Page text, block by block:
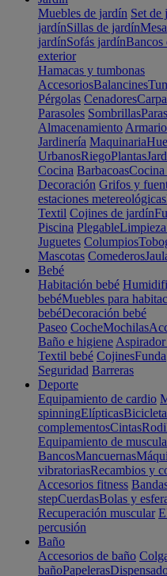
Muebles de jardín Set de
jardínSillas de jardín
jardínSofás jardínBancos
exterior
Hamacas y tumbonas
AccesoriosBalancines
Pérgolas Cenadores
Parasoles Sombrillas
Almacenamiento
Jardinería Maquinaria
UrbanosRiegoPlantas
Cocina Barbacoas
Decoración Grifos y
estaciones metereológicas
Textil Cojines de jardín
Piscina Plegable
Juguetes Columpios
Mascotas Comederos
Bebé
Habitación bebé
bebéMuebles para
bebéDecoración bebé
Paseo CocheMochilas
Baño e higiene Aspirador
Textil bebé CojinesFunda
Seguridad Barreras
Deporte
Equipamiento de cardio
spinningElípticas
complementosCintas
Equipamiento de
BancosMancuernas
vibratoriasRecambios y
Accesorios fitness
stepCuerdasBolas y
Recuperación muscular
percusión
Baño
Accesorios de baño
bañoPapeleras